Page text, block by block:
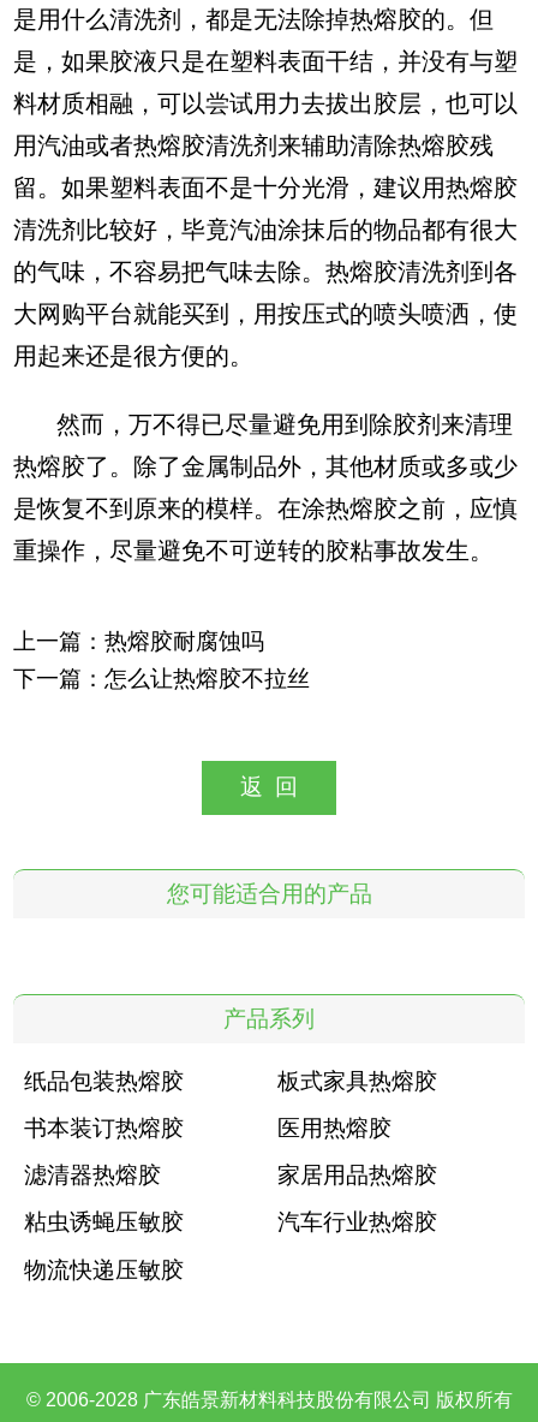
是用什么清洗剂，都是无法除掉热熔胶的。但
是，如果胶液只是在塑料表面干结，并没有与塑
料材质相融，可以尝试用力去拔出胶层，也可以
用汽油或者热熔胶清洗剂来辅助清除热熔胶残
留。如果塑料表面不是十分光滑，建议用热熔胶
清洗剂比较好，毕竟汽油涂抹后的物品都有很大
的气味，不容易把气味去除。热熔胶清洗剂到各
大网购平台就能买到，用按压式的喷头喷洒，使
用起来还是很方便的。
然而，万不得已尽量避免用到除胶剂来清理
热熔胶了。除了金属制品外，其他材质或多或少
是恢复不到原来的模样。在涂热熔胶之前，应慎
重操作，尽量避免不可逆转的胶粘事故发生。
上一篇：热熔胶耐腐蚀吗
下一篇：怎么让热熔胶不拉丝
返 回
您可能适合用的产品
产品系列
纸品包装热熔胶
板式家具热熔胶
书本装订热熔胶
医用热熔胶
滤清器热熔胶
家居用品热熔胶
粘虫诱蝇压敏胶
汽车行业热熔胶
物流快递压敏胶
© 2006-2028 广东皓景新材料科技股份有限公司 版权所有